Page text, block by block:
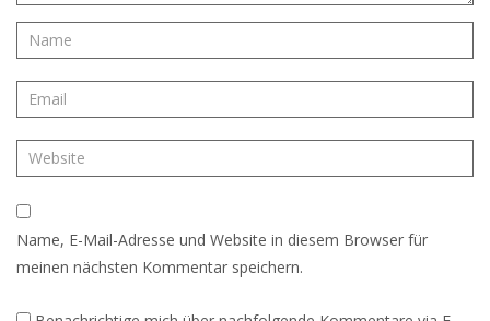
Name, E-Mail-Adresse und Website in diesem Browser für
meinen nächsten Kommentar speichern.